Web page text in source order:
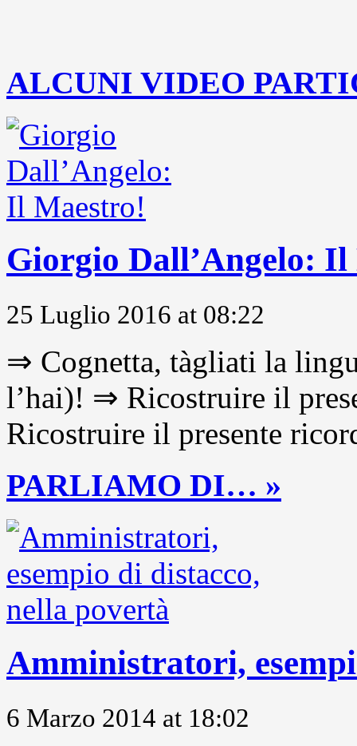
ALCUNI VIDEO
Giorgio Dall’Angelo:
25 Luglio 2016 at 08:22
⇒ Cognetta, tàgliati la
l’hai)! ⇒ Ricostruire il
Ricostruire il presente
PARLIAMO DI… »
Amministratori,
6 Marzo 2014 at 18:02